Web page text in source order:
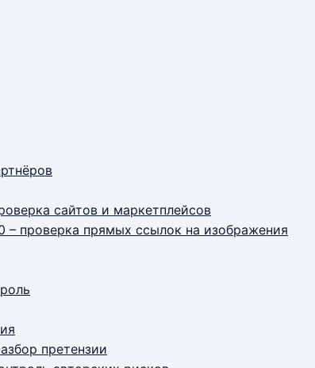
сайтов и маркетплейсов
– проверка прямых ссылок на изображения
претензии